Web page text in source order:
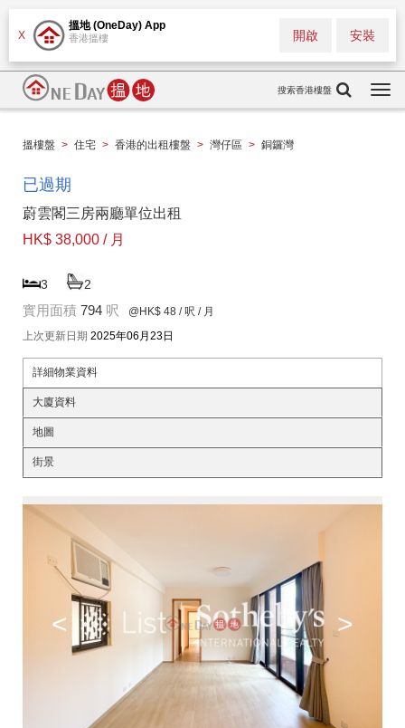
X
搵地 (OneDay) App
香港搵樓 安裝
開啟
搜索香港樓盤
搵樓盤 > 住宅 > 香港的出租樓盤 > 灣仔區 > 銅鑼灣
已過期
蔚雲閣三房兩廳單位出租
HK$ 38,000 / 月
3 2
實用面積 794 呎 @HK$ 48 / 呎 / 月
上次更新日期 2025年06月23日
詳細物業資料
大廈資料
地圖
街景
< >